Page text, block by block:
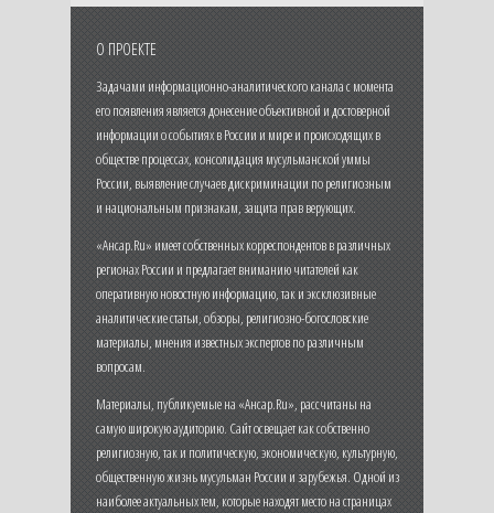
О ПРОЕКТЕ
Задачами информационно-аналитического канала с момента
его появления является донесение объективной и достоверной
информации о событиях в России и мире и происходящих в
обществе процессах, консолидация мусульманской уммы
России, выявление случаев дискриминации по религиозным
и национальным признакам, защита прав верующих.
«Ансар.Ru» имеет собственных корреспондентов в различных
регионах России и предлагает вниманию читателей как
оперативную новостную информацию, так и эксклюзивные
аналитические статьи, обзоры, религиозно-богословские
материалы, мнения известных экспертов по различным
вопросам.
Материалы, публикуемые на «Ансар.Ru», рассчитаны на
самую широкую аудиторию. Сайт освещает как собственно
религиозную, так и политическую, экономическую, культурную,
общественную жизнь мусульман России и зарубежья. Одной из
наиболее актуальных тем, которые находят место на страницах